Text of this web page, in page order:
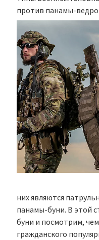
против панамы-ведро
них являются
панамы-буни. В этой
буни и посмотрим,
гражданского